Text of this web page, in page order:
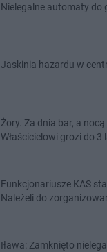
Nielegalne automaty do
Jaskinia hazardu w
Żory. Za dnia bar, a
Właścicielowi grozi do 3
Funkcjonariusze KAS
Należeli do
Iława: Zamknięto